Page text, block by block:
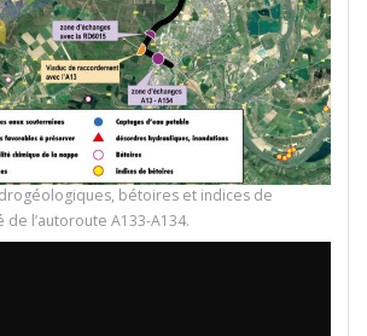
bétoires et indices de
l’autoroute A133-A134.